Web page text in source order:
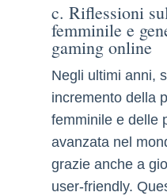
c. Riflessioni
femminile e
gaming online
Negli ultimi anni,
incremento della
femminile e delle
avanzata nel
grazie anche a
user-friendly.